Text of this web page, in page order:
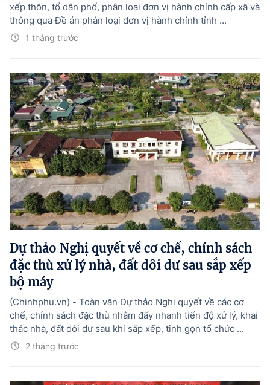
Doanh nghiệp dân tộc
Khác
Photo
1 tháng trước
xếp thôn, tổ dân phố, phân loại đơn vị hành chính cấp xã và
thông qua Đề án phân loại đơn vị hành chính tỉnh ...
Dự thảo Nghị quyết về cơ chế, chính sách
đặc thù xử lý nhà, đất dôi dư sau sắp xếp
bộ máy
2 tháng trước
(Chinhphu.vn) - Toàn văn Dự thảo Nghị quyết về các cơ
chế, chính sách đặc thù nhằm đẩy nhanh tiến độ xử lý, khai
thác nhà, đất dôi dư sau khi sắp xếp, tinh gọn tổ chức ...